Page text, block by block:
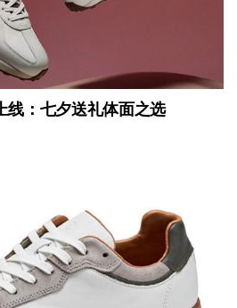
线：七夕送礼体面之选